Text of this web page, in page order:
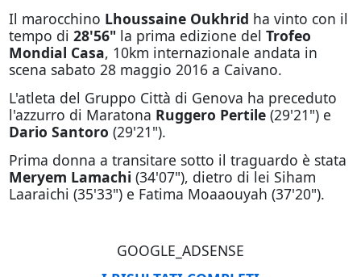
Il marocchino Lhoussaine Oukhrid ha vinto con il
tempo di 28'56" la prima edizione del Trofeo
Mondial Casa, 10km internazionale andata in
scena sabato 28 maggio 2016 a Caivano.
L'atleta del Gruppo Città di Genova ha preceduto
l'azzurro di Maratona Ruggero Pertile(29'21") e
Dario Santoro (29'21").
Prima donna a transitare sotto il traguardo è stata
Meryem Lamachi (34'07"), dietro di lei Siham
Laaraichi (35'33") e Fatima Moaaouyah (37'20").
GOOGLE_ADSENSE